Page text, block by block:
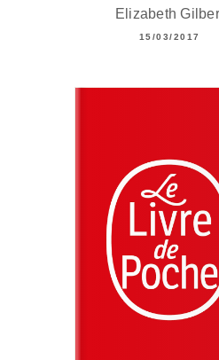
Elizabeth
15/03/2017